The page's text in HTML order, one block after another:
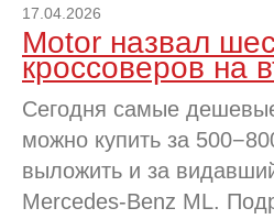
17.04.2026
Motor назвал
кроссоверов на
Сегодня самые
можно купить за
выложить и за
Mercedes-Benz ML.